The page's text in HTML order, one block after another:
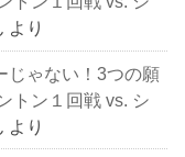
より
じゃない！3つの願
トン１回戦 vs. シ
より